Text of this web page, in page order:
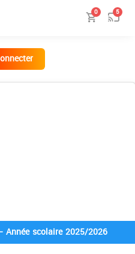
0 5
Année scolaire 2025/2026